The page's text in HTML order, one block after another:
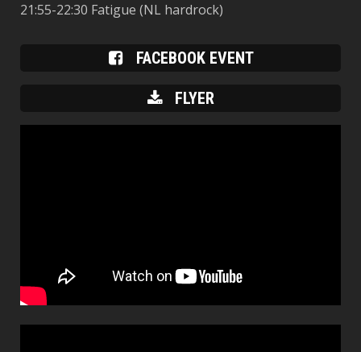
21:55-22:30 Fatigue (NL hardrock)
FACEBOOK EVENT
FLYER